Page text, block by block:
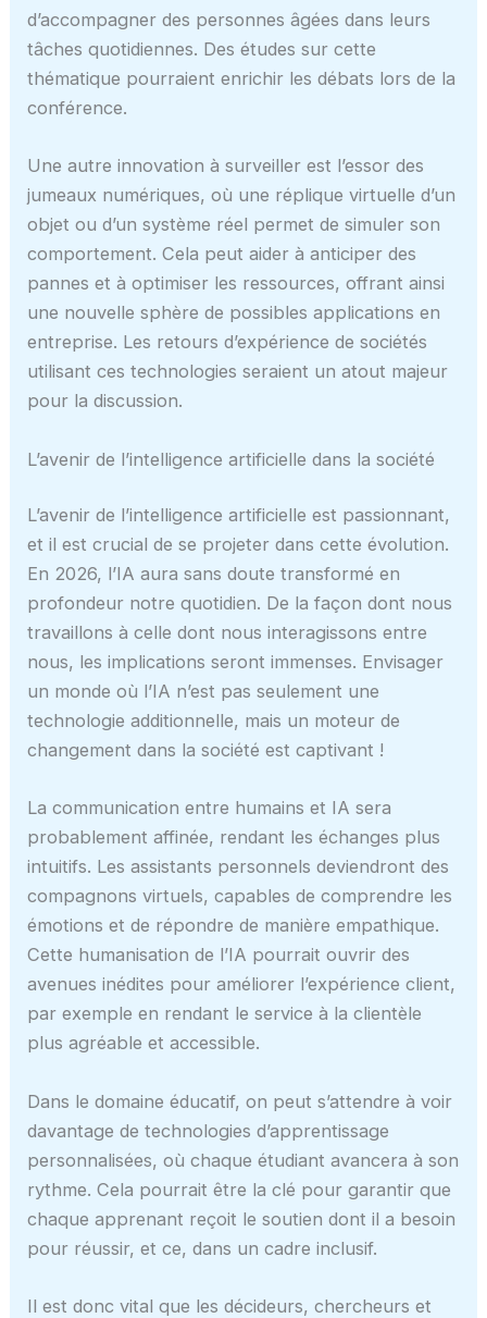
d’accompagner des personnes âgées dans leurs
tâches quotidiennes. Des études sur cette
thématique pourraient enrichir les débats lors de la
conférence.
Une autre innovation à surveiller est l’essor des
jumeaux numériques, où une réplique virtuelle d’un
objet ou d’un système réel permet de simuler son
comportement. Cela peut aider à anticiper des
pannes et à optimiser les ressources, offrant ainsi
une nouvelle sphère de possibles applications en
entreprise. Les retours d’expérience de sociétés
utilisant ces technologies seraient un atout majeur
pour la discussion.
L’avenir de l’intelligence artificielle dans la société
L’avenir de l’intelligence artificielle est passionnant,
et il est crucial de se projeter dans cette évolution.
En 2026, l’IA aura sans doute transformé en
profondeur notre quotidien. De la façon dont nous
travaillons à celle dont nous interagissons entre
nous, les implications seront immenses. Envisager
un monde où l’IA n’est pas seulement une
technologie additionnelle, mais un moteur de
changement dans la société est captivant !
La communication entre humains et IA sera
probablement affinée, rendant les échanges plus
intuitifs. Les assistants personnels deviendront des
compagnons virtuels, capables de comprendre les
émotions et de répondre de manière empathique.
Cette humanisation de l’IA pourrait ouvrir des
avenues inédites pour améliorer l’expérience client,
par exemple en rendant le service à la clientèle
plus agréable et accessible.
Dans le domaine éducatif, on peut s’attendre à voir
davantage de technologies d’apprentissage
personnalisées, où chaque étudiant avancera à son
rythme. Cela pourrait être la clé pour garantir que
chaque apprenant reçoit le soutien dont il a besoin
pour réussir, et ce, dans un cadre inclusif.
Il est donc vital que les décideurs, chercheurs et